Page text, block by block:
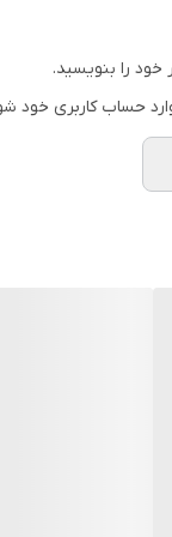
را بنویسید.
حساب کاربری خود